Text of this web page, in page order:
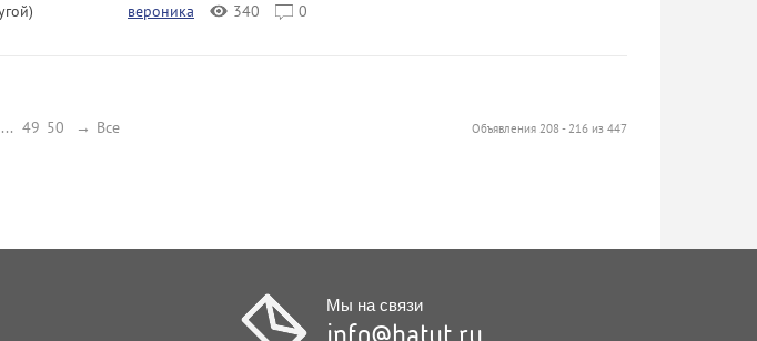
вероника 340 0
Объявления 208 - 216 из 447
... 49 50 → Все
Мы на связи